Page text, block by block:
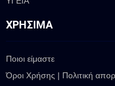
ΧΡΉΣΙΜΑ
Ποιοι είμαστε
Όροι Χρήσης | Πολιτική